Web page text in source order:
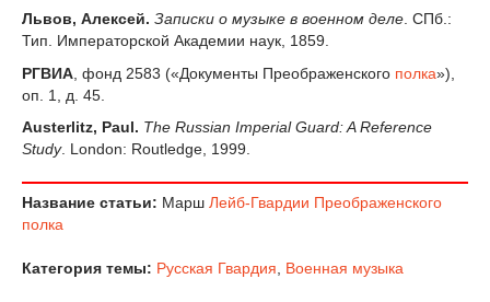
Львов, Алексей. Записки о музыке в военном деле . СПб.:
Тип. Императорской Академии наук, 1859.
РГВИА , фонд 2583 («Документы Преображенского полка»),
оп. 1, д. 45.
Austerlitz, Paul. The Russian Imperial Guard: A Reference
Study. London: Routledge, 1999.
Название статьи: Марш Лейб-Гвардии Преображенского
полка
Категория темы: Русская Гвардия, Военная музыка